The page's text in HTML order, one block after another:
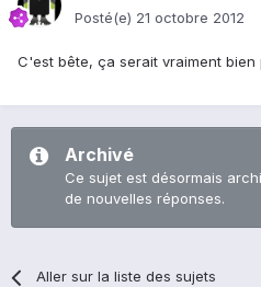
Posté(e) 21 octobre 2012
C'est bête, ça serait vraiment bien
Archivé
Ce sujet est désormais
de nouvelles réponses.
Aller sur la liste des sujets